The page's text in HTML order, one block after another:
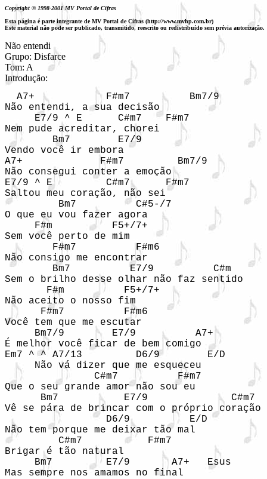
Copyright © 1998-2001 MV Portal de Cifras
Esta página é parte integrante de MV Portal de Cifras (http://www.mvhp.com.br)
Este material não pode ser publicado, transmitido, reescrito ou redistribuído sem prévia autorização.
Não entendi
Grupo: Disfarce
Tom: A
  A7+            F#m7          Bm7/9
Não entendi, a sua decisão
     E7/9 ^ E      C#m7    F#m7
Nem pude acreditar, chorei
        Bm7        E7/9
Vendo você ir embora
A7+             F#m7         Bm7/9
Não consegui conter a emoção
E7/9 ^ E         C#m7      F#m7
Saltou meu coração, não sei
         Bm7          C#5-/7
O que eu vou fazer agora
     F#m          F5+/7+
Sem você perto de mim
        F#m7          F#m6
Não consigo me encontrar
Bm7          E7/9          C#m
Sem o brilho desse olhar não faz sentido
       F#m          F5+/7+
Não aceito o nosso fim
      F#m7          F#m6
Você tem que me escutar
     Bm7/9        E7/9          A7+
É melhor você ficar de bem comigo
Em7 ^ ^ A7/13         D6/9        E/D
     Não vá dizer que me esqueceu
               C#m7          F#m7
Que o seu grande amor não sou eu
Bm7           E7/9              C#m7
Vê se pára de brincar com o próprio coração
                 D6/9          E/D
Não tem porque me deixar tão mal
         C#m7           F#m7
Brigar é tão natural
     Bm7         E7/9       A7+   Esus
Mas sempre nos amamos no final